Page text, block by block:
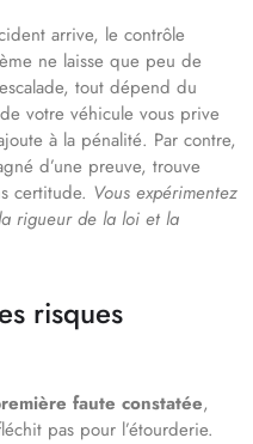
arrive, le contrôle
ne laisse que peu de
tout dépend du
votre véhicule vous prive
à la pénalité. Par contre,
d’une preuve, trouve
certitude. Vous expérimentez
rigueur de la loi et la
risques
faute constatée,
pas pour l’étourderie.